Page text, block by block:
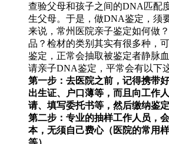
查验父母和孩子之间的DNA匹配
生父母。于是，做DNA鉴定，须
来说，常州医院亲子鉴定如何做
品？检材的类别其实有很多种，
鉴定，正常会抽取被鉴定者静脉
请亲子DNA鉴定，平常会有以下
第一步：去医院之前，记得携带
出生证、户口薄等，而且向工作
请、填写委托书等，然后缴纳鉴定
第二步：专业的抽样工作人员，
本，无须自己费心（医院的常用